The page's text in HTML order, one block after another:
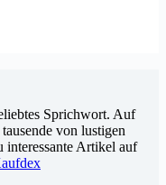
Sprichwort. Auf
von lustigen
interessante Artikel auf